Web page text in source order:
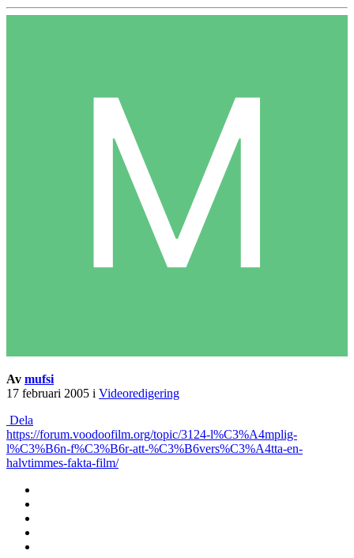
Av mufsi
17 februari 2005 i Videoredigering
Dela
https://forum.voodoofilm.org/topic/3124-l%C3%A4mplig-
l%C3%B6n-f%C3%B6r-att-%C3%B6vers%C3%A4tta-en-
halvtimmes-fakta-film/